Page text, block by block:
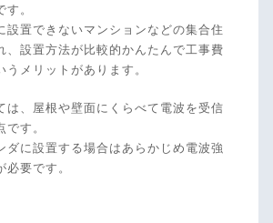
。
設置できないマンションなどの集合住
、設置方法が比較的かんたんで工事費
うメリットがあります。
は、屋根や壁面にくらべて電波を受信
す。
ダに設置する場合はあらかじめ電波強
要です。